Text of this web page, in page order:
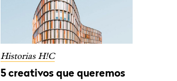
Historias H!C
5 creativos que queremos